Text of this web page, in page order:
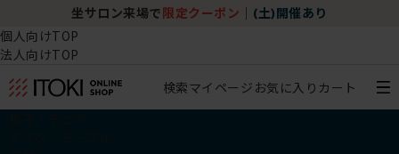
坐サロン来場で 限定クーポン (土)開催あり
個人向けTOP
法人向けTOP
検索マイページ お気に入り カート